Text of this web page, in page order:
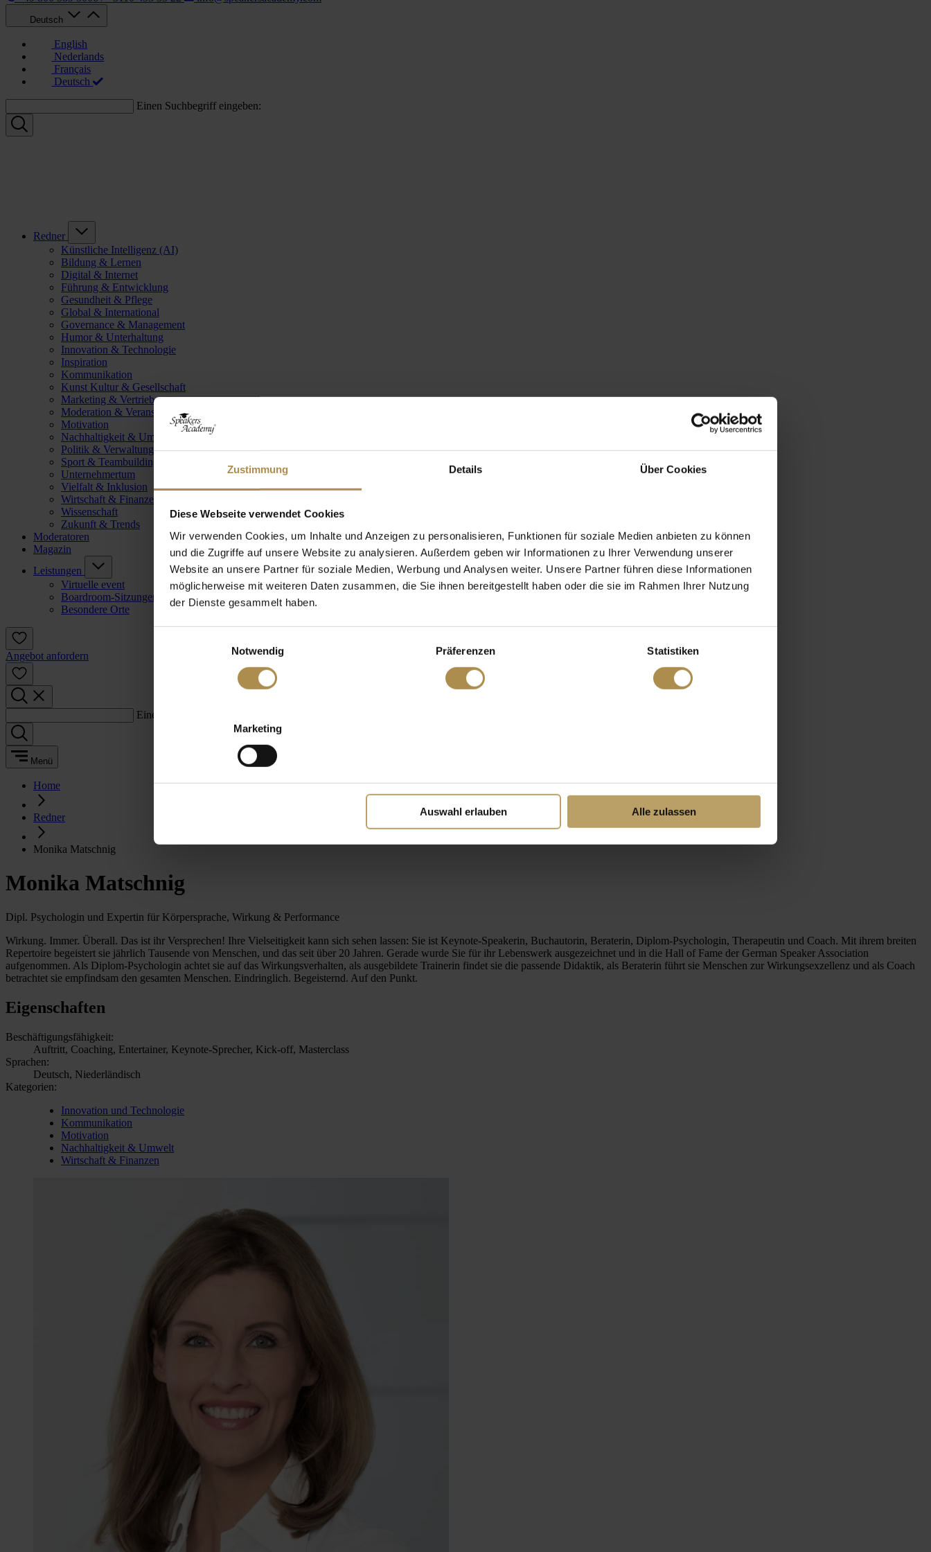
Zustimmung Details Über Cookies
Diese Webseite verwendet Cookies
Wir verwenden Cookies, um Inhalte und Anzeigen zu personalisieren, Funktionen für soziale Medien anbieten zu können
und die Zugriffe auf unsere Website zu analysieren. Außerdem geben wir Informationen zu Ihrer Verwendung unserer
Website an unsere Partner für soziale Medien, Werbung und Analysen weiter. Unsere Partner führen diese Informationen
möglicherweise mit weiteren Daten zusammen, die Sie ihnen bereitgestellt haben oder die sie im Rahmen Ihrer Nutzung
der Dienste gesammelt haben.
Notwendig
Präferenzen Statistiken
Marketing
Auswahl erlauben Alle zulassen
Deutsch
English
Nederlands
Français
Deutsch
Einen Suchbegriff eingeben:
Redner
Künstliche Intelligenz (AI)
Bildung & Lernen
Digital & Internet
Führung & Entwicklung
Gesundheit & Pflege
Global & International
Governance & Management
Humor & Unterhaltung
Innovation & Technologie
Inspiration
Kommunikation
Kunst Kultur & Gesellschaft
Marketing & Vertrieb
Moderation & Veranstaltungsleitung
Motivation
Nachhaltigkeit & Umwelt
Politik & Verwaltung
Sport & Teambuilding
Unternehmertum
Vielfalt & Inklusion
Wirtschaft & Finanzen
Wissenschaft
Zukunft & Trends
Moderatoren
Magazin
Leistungen
Virtuelle event
Boardroom-Sitzungen
Besondere Orte
Angebot anfordern
Einen Suchbegriff eingeben:
Menü
Home
Redner
Monika Matschnig
Monika Matschnig
Dipl. Psychologin und Expertin für Körpersprache, Wirkung & Performance
Wirkung. Immer. Überall. Das ist ihr Versprechen! Ihre Vielseitigkeit kann sich sehen lassen: Sie ist Keynote-Speakerin, Buchautorin, Beraterin, Diplom-Psychologin, Therapeutin und Coach. Mit ihrem breiten
Repertoire begeistert sie jährlich Tausende von Menschen, und das seit über 20 Jahren. Gerade wurde Sie für ihr Lebenswerk ausgezeichnet und in die Hall of Fame der German Speaker Association
aufgenommen. Als Diplom-Psychologin achtet sie auf das Wirkungsverhalten, als ausgebildete Trainerin findet sie die passende Didaktik, als Beraterin führt sie Menschen zur Wirkungsexzellenz und als Coach
betrachtet sie empfindsam den gesamten Menschen. Eindringlich. Begeisternd. Auf den Punkt.
Eigenschaften
Beschäftigungsfähigkeit:
Auftritt, Coaching, Entertainer, Keynote-Sprecher, Kick-off, Masterclass
Sprachen:
Deutsch, Niederländisch
Kategorien:
Innovation und Technologie
Kommunikation
Motivation
Nachhaltigkeit & Umwelt
Wirtschaft & Finanzen